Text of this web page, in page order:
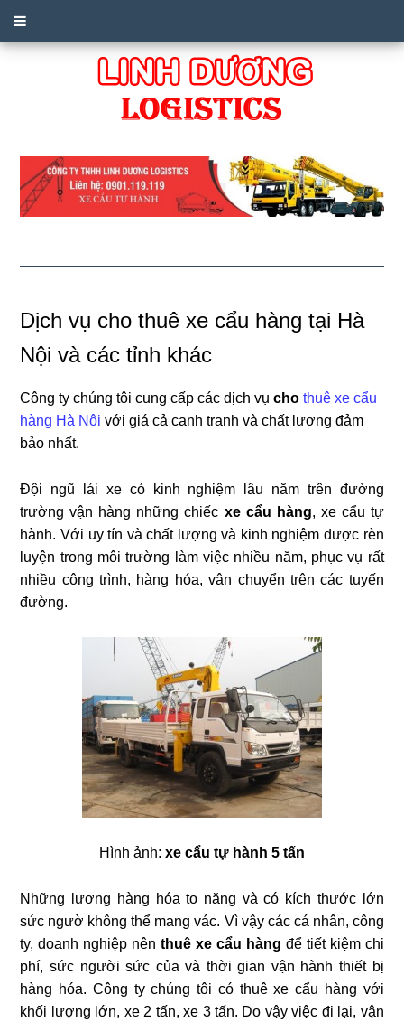
Dịch vụ cho thuê xe cẩu hàng tại Hà
Nội và các tỉnh khác
Công ty chúng tôi cung cấp các dịch vụchothuê xe cẩu
hàng Hà Nội với giá cả cạnh tranh và chất lượng đảm
bảo nhất.
Đội ngũ lái xe có kinh nghiệm lâu năm trên đường
trường vận hàng những chiếc xe cẩu hàng, xe cẩu tự
hành. Với uy tín và chất lượng và kinh nghiệm được rèn
luyện trong môi trường làm việc nhiều năm, phục vụ rất
nhiều công trình, hàng hóa, vận chuyển trên các tuyến
đường.
Hình ảnh: xe cẩu tự hành 5 tấn
Những lượng hàng hóa to nặng và có kích thước lớn
sức ngườ không thể mang vác. Vì vậy các cá nhân, công
ty, doanh nghiệp nênthuê xe cẩu hàng để tiết kiệm chi
phí, sức người sức của và thời gian vận hành thiết bị
hàng hóa. Công ty chúng tôi có thuê xe cẩu hàng với
khối lượng lớn, xe 2 tấn, xe 3 tấn. Do vậy việc đi lại, vận